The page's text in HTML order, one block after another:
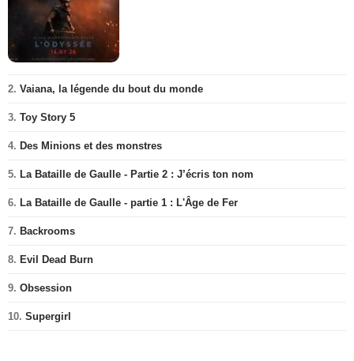
2. Vaiana, la légende du bout du monde
3. Toy Story 5
4. Des Minions et des monstres
5. La Bataille de Gaulle - Partie 2 : J’écris ton nom
6. La Bataille de Gaulle - partie 1 : L'Âge de Fer
7. Backrooms
8. Evil Dead Burn
9. Obsession
10. Supergirl